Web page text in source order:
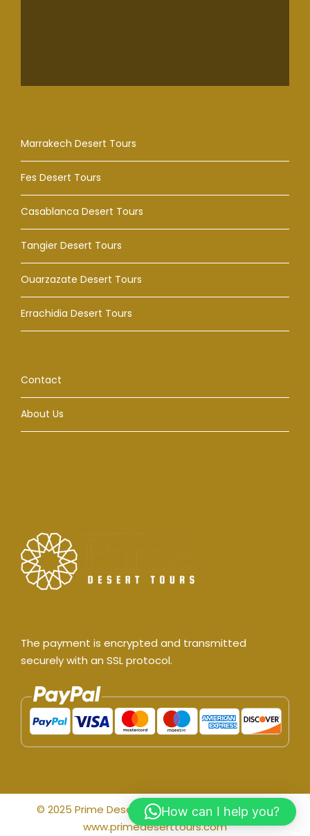
Marrakech Desert Tours
Fes Desert Tours
Casablanca Desert Tours
Tangier Desert Tours
Ouarzazate Desert Tours
Errachidia Desert Tours
Contact
About Us
The payment is encrypted and transmitted
securely with an SSL protocol.
© 2025 Prime Desert Tours All Rights Reserved.
www.primedeserttours.com
How can I help you?